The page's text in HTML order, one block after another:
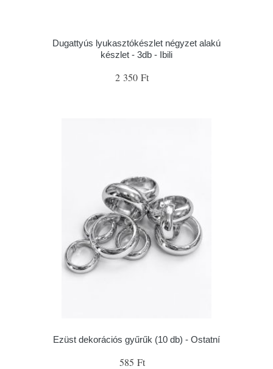
Dugattyús lyukasztókészlet négyzet alakú
készlet - 3db - Ibili
2 350 Ft
Ezüst dekorációs gyűrűk (10 db) - Ostatní
585 Ft